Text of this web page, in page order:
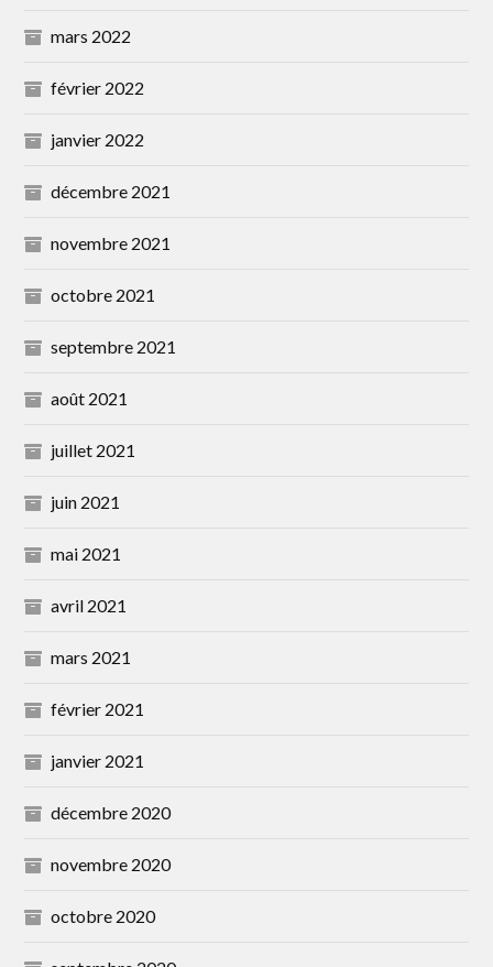
mars 2022
février 2022
janvier 2022
décembre 2021
novembre 2021
octobre 2021
septembre 2021
août 2021
juillet 2021
juin 2021
mai 2021
avril 2021
mars 2021
février 2021
janvier 2021
décembre 2020
novembre 2020
octobre 2020